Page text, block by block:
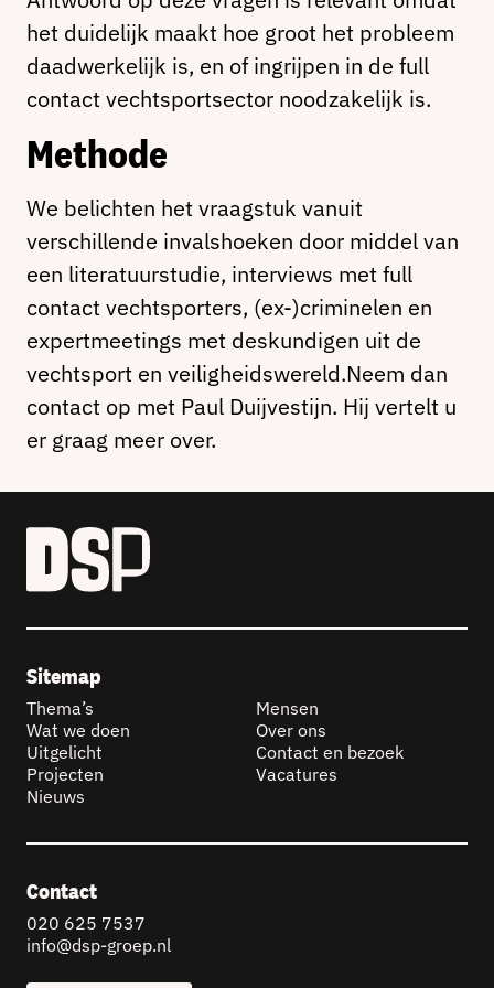
het duidelijk maakt hoe groot het probleem
daadwerkelijk is, en of ingrijpen in de full
contact vechtsportsector noodzakelijk is.
Methode
We belichten het vraagstuk vanuit
verschillende invalshoeken door middel van
een literatuurstudie, interviews met full
contact vechtsporters, (ex-)criminelen en
expertmeetings met deskundigen uit de
vechtsport en veiligheidswereld.Neem dan
contact op met Paul Duijvestijn. Hij vertelt u
er graag meer over.
Sitemap
Thema’s
Wat we doen
Uitgelicht
Projecten
Nieuws
Mensen
Over ons
Contact en bezoek
Vacatures
Contact
020 625 7537
info@dsp-groep.nl